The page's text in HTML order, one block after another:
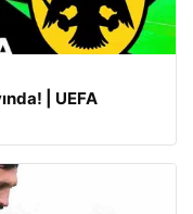
| UEFA